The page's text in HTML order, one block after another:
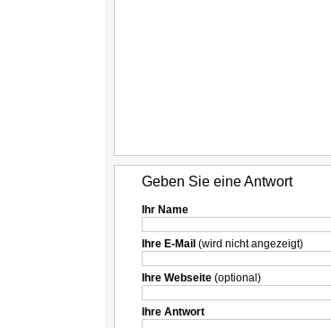
Geben Sie eine Antwort
Ihr Name
Ihre E-Mail (wird nicht angezeigt)
Ihre Webseite(optional)
Ihre Antwort